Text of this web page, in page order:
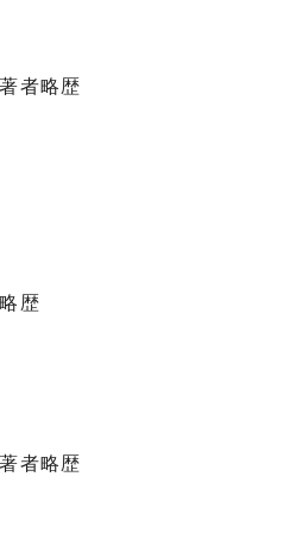
者略歴
歴
者略歴